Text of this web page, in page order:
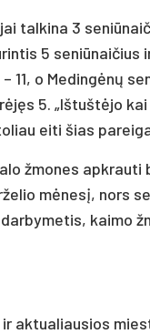
talkina 3
5 seniūnaičius
o Medingėnų
5. „Ištuštėjo
eiti šias
žmones
mėnesį, nors
kaimo
aktualiausios